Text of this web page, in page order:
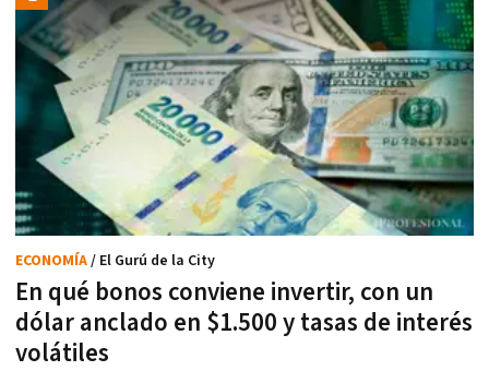
En qué bonos conviene invertir, con un
dólar anclado en $1.500 y tasas de interés
volátiles
ECONOMÍA/ El Gurú de la City